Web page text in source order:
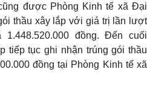
được Phòng Kinh tế xã Đại
thầu xây lắp với giá trị lần lượt
1.448.520.000 đồng. Đến cuối
tiếp tục ghi nhận trúng gói thầu
đồng tại Phòng Kinh tế xã